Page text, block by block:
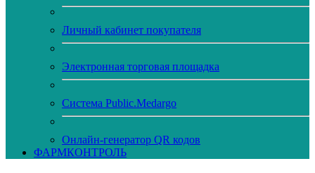
Личный кабинет покупателя
Электронная торговая площадка
Система Public.Medargo
Онлайн-генератор QR кодов
ФАРМКОНТРОЛЬ